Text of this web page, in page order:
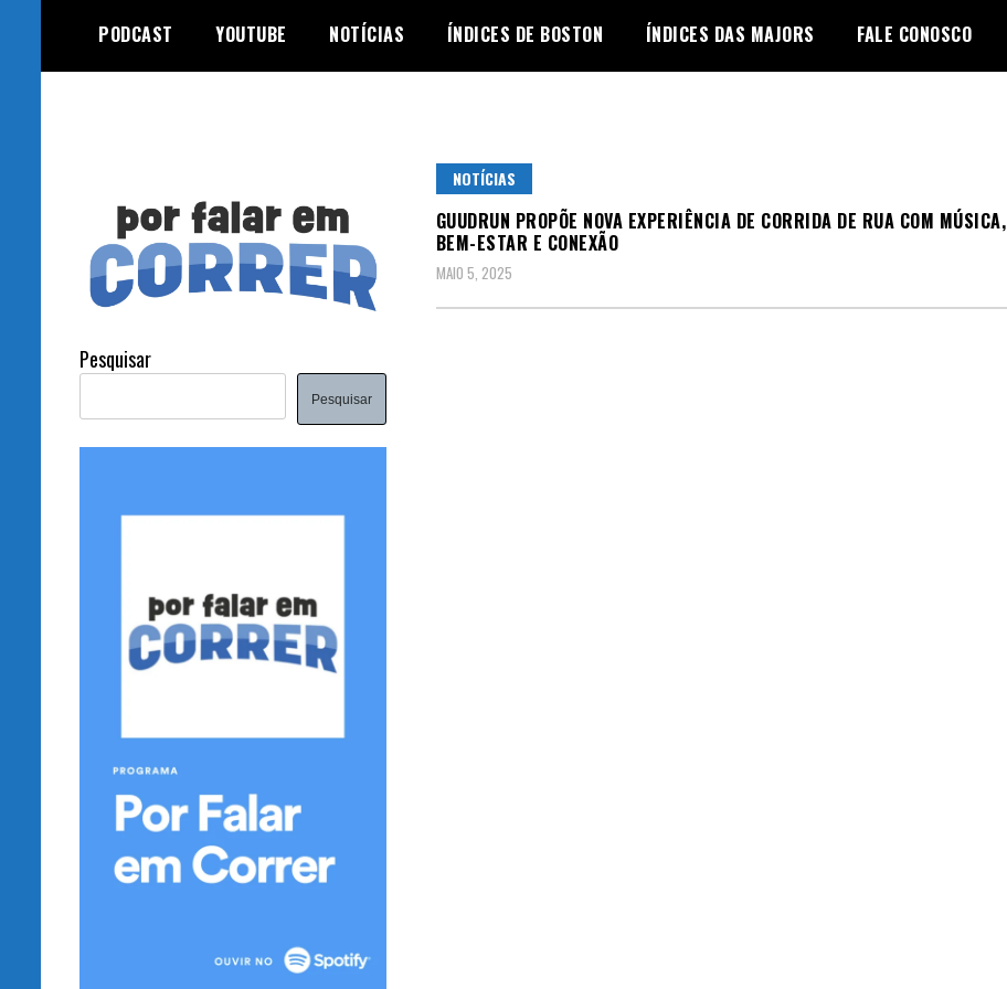
content
PODCAST YOUTUBE NOTÍCIAS ÍNDICES DE BOSTON ÍNDICES DAS MAJORS FALE CONOSCO
NOTÍCIAS
GUUDRUN PROPÕE NOVA EXPERIÊNCIA DE CORRIDA DE RUA COM MÚSICA,
BEM-ESTAR E CONEXÃO
MAIO 5, 2025
Pesquisar
Pesquisar